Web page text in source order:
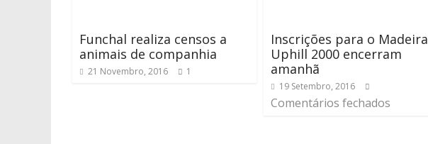
Funchal realiza censos a
animais de companhia
21 Novembro, 2016 1
Inscrições para o Madeira
Uphill 2000 encerram
amanhã
19 Setembro, 2016
Comentários fechados